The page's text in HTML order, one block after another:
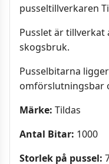
pusseltillverkaren
Pusslet är tillverkat
skogsbruk.
Pusselbitarna
omförslutningsbar
Märke: Tildas
Antal Bitar: 1000
Storlek på pussel: